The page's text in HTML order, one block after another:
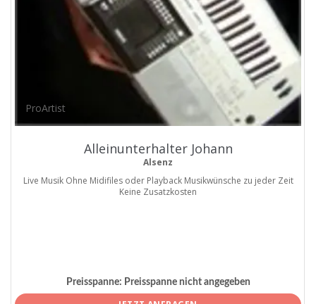
ProArtist
Alleinunterhalter Johann
Alsenz
Live Musik Ohne Midifiles oder Playback Musikwünsche zu jeder Zeit
Keine Zusatzkosten
Preisspanne: Preisspanne nicht angegeben